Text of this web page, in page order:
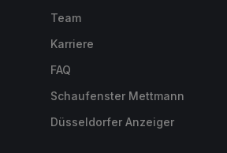
Team
Karriere
FAQ
Schaufenster Mettmann
Düsseldorfer Anzeiger